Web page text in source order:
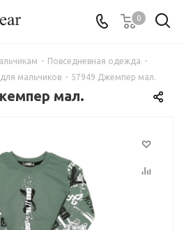
0
- Повседневная одежда -
мальчиков - 57949 Джемпер мал.
мал.